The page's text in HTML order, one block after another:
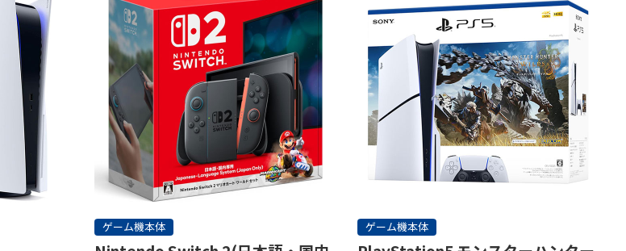
ゲーム機本体 ゲーム機本体